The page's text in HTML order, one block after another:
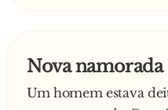
decidiram
Trocaram de roupa e,
o palco enquanto o
meio do público.
Nova namorada
Um homem estava